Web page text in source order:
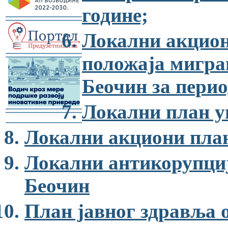
-
-
-
године;
Локални
положаја
Беочин за
Локални план
Локални акциони
Локални
Беочин
План јавног здравља